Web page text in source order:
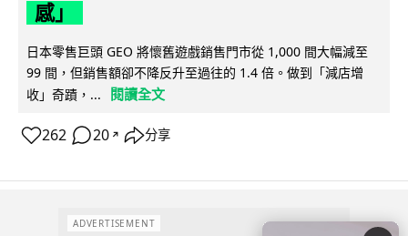
感」
日本零售巨頭 GEO 將懷舊遊戲銷售門市從 1,000 間大幅減至
99 間，但銷售額卻不降反升至過往的 1.4 倍。做到「減店增
收」奇蹟，...
閱讀全文
262 20 ↗ 分享
ADVERTISEMENT